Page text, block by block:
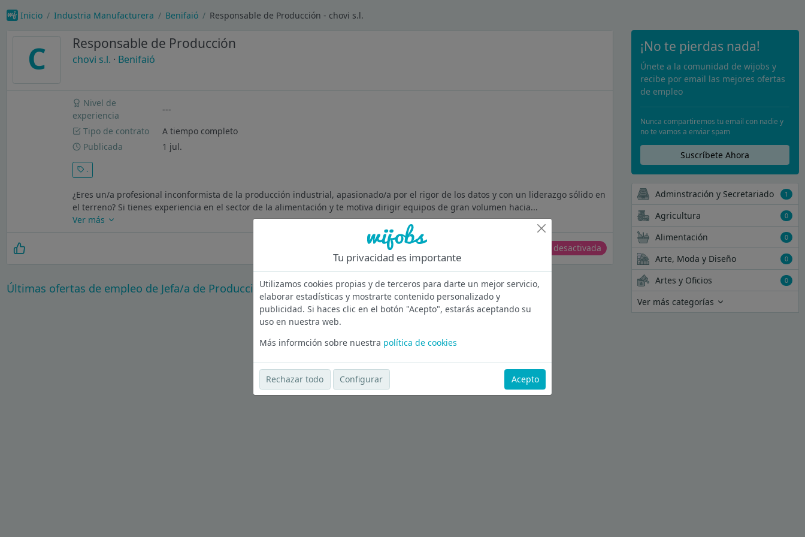
Inicio Industria Manufacturera Benifaió Responsable de Producción - chovi s.l.
C Responsable de Producción
chovi s.l. · Benifaió
Nivel de
experiencia
---
Tipo de contrato
A tiempo completo
Publicada
1 jul.
.
¿Eres un/a profesional inconformista de la producción industrial, apasionado/a por el rigor de los datos y con un liderazgo sólido en
el terreno? Si tienes experiencia en el sector de la alimentación y te motiva dirigir equipos de gran volumen hacia...
Ver más
Oferta desactivada
Últimas ofertas de empleo de Jefa/a de Producción en València
Ver más ofertas
¡No te pierdas nada!
Únete a la comunidad de wijobs y
recibe por email las mejores ofertas
de empleo
Nunca compartiremos tu email con nadie y
no te vamos a enviar spam
Suscríbete Ahora
Adminstración y Secretariado 1
Agricultura 0
Alimentación 0
Arte, Moda y Diseño 0
Artes y Oficios 0
Ver más categorías
Tu privacidad es importante
Utilizamos cookies propias y de terceros para darte un mejor servicio,
elaborar estadísticas y mostrarte contenido personalizado y
publicidad. Si haces clic en el botón "Acepto", estarás aceptando su
uso en nuestra web.
Más informción sobre nuestra política de cookies
Rechazar todo Configurar Acepto